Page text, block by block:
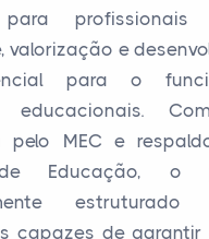
para
valorização e
para o
educacionais.
pelo MEC e
Educação, o
capazes de garantir